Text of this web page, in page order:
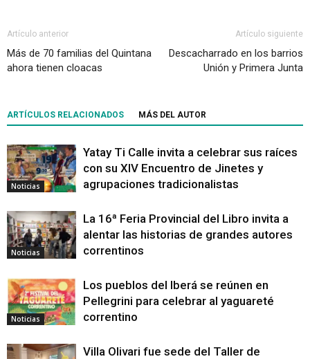
Artículo anterior
Más de 70 familias del Quintana
ahora tienen cloacas
Artículo siguiente
Descacharrado en los barrios
Unión y Primera Junta
ARTÍCULOS RELACIONADOS MÁS DEL AUTOR
Noticias
Yatay Ti Calle invita a celebrar sus raíces
con su XIV Encuentro de Jinetes y
agrupaciones tradicionalistas
Noticias
La 16ª Feria Provincial del Libro invita a
alentar las historias de grandes autores
correntinos
Noticias
Los pueblos del Iberá se reúnen en
Pellegrini para celebrar al yaguareté
correntino
Villa Olivari fue sede del Taller de